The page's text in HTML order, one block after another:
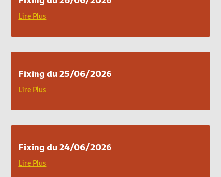
Lire Plus
Fixing du 25/06/2026
Lire Plus
Fixing du 24/06/2026
Lire Plus